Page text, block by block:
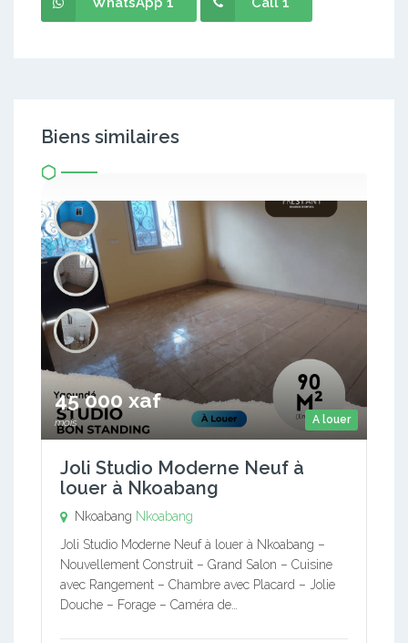
Biens similaires
A louer
45 000 xaf
mois
Joli Studio Moderne Neuf à
louer à Nkoabang
Nkoabang Nkoabang
Joli Studio Moderne Neuf à louer à Nkoabang –
Nouvellement Construit – Grand Salon – Cuisine
avec Rangement – Chambre avec Placard – Jolie
Douche – Forage – Caméra de…